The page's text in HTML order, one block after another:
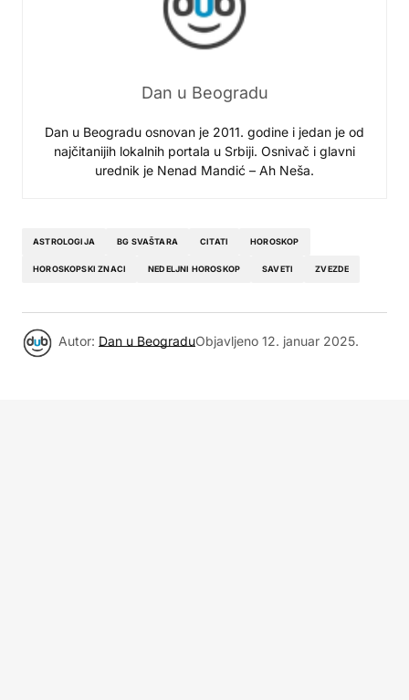
Dan u Beogradu
Dan u Beogradu osnovan je 2011. godine i jedan je od
najčitanijih lokalnih portala u Srbiji. Osnivač i glavni
urednik je Nenad Mandić – Ah Neša.
ASTROLOGIJA BG SVAŠTARA CITATI HOROSKOP
HOROSKOPSKI ZNACI NEDELJNI HOROSKOP SAVETI ZVEZDE
Autor: Dan u BeograduObjavljeno 12. januar 2025.